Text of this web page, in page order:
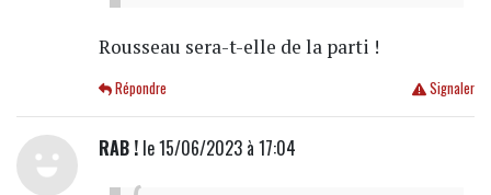
Rousseau sera-t-elle de la parti !
Signaler
Répondre
RAB !le 15/06/2023 à 17:04